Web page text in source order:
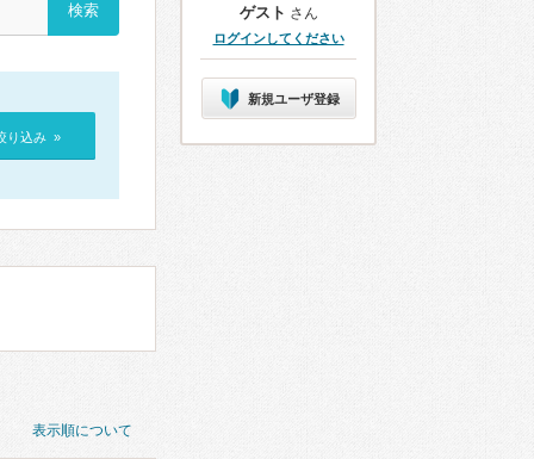
り込み »
表示順について
ゲスト さん
ログインしてください
新規ユーザ登録